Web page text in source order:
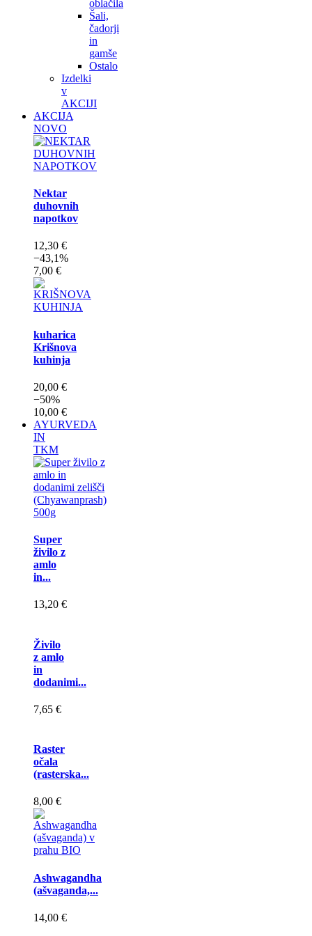
oblačila
Šali,
čadorji
in
gamše
Ostalo
Izdelki
v
AKCIJI
AKCIJA
NOVO
Nektar
duhovnih
napotkov
12,30 €
−43,1%
7,00 €
kuharica
Krišnova
kuhinja
20,00 €
−50%
10,00 €
AYURVEDA
IN
TKM
Super
živilo z
amlo
in...
13,20 €
Živilo
z amlo
in
dodanimi...
7,65 €
Raster
očala
(rasterska...
8,00 €
Ashwagandha
(ašvaganda,...
14,00 €